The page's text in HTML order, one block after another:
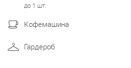
до 1 шт.
Кофемашина
Гардероб